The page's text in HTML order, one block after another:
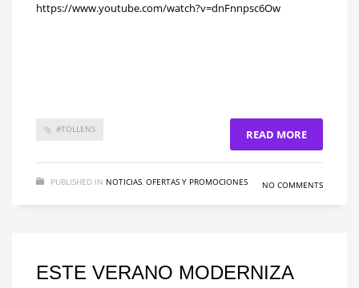
https://www.youtube.com/watch?v=dnFnnpsc6Ow
#TOLLENS READ MORE
PUBLISHED IN NOTICIAS, OFERTAS Y PROMOCIONES NO COMMENTS
ESTE VERANO MODERNIZA